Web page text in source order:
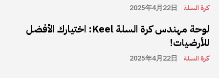
كرة السلة 2025年4月22日
لوحة مهندس كرة السلة Keel: اختيارك الأفضل
للأرضيات!
كرة السلة 2025年4月22日